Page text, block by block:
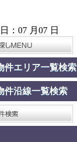
： 07 月 07 日
件エリア一覧検索
件沿線一覧検索